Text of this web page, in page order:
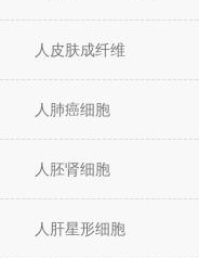
人皮肤成纤维
人肺癌细胞
人胚肾细胞
人肝星形细胞